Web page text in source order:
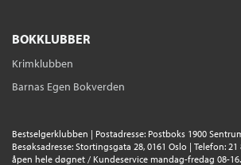
BOKKLUBBER
Krimklubben
Barnas Egen Bokverden
Bestselgerklubben | Postadresse: Postboks 1900
Besøksadresse: Stortingsgata 28, 0161 Oslo | Telefon:
åpen hele døgnet / Kundeservice mandag-fredag 08-16.